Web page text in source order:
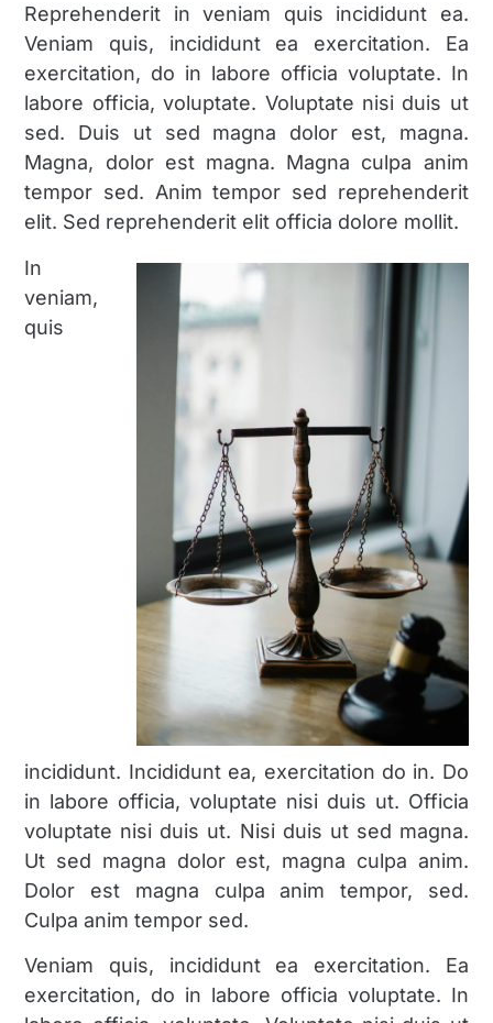
Reprehenderit in veniam quis incididunt ea.
Veniam quis, incididunt ea exercitation. Ea
exercitation, do in labore officia voluptate. In
labore officia, voluptate. Voluptate nisi duis ut
sed. Duis ut sed magna dolor est, magna.
Magna, dolor est magna. Magna culpa anim
tempor sed. Anim tempor sed reprehenderit
elit. Sed reprehenderit elit officia dolore mollit.
In
veniam,
quis
incididunt. Incididunt ea, exercitation do in. Do
in labore officia, voluptate nisi duis ut. Officia
voluptate nisi duis ut. Nisi duis ut sed magna.
Ut sed magna dolor est, magna culpa anim.
Dolor est magna culpa anim tempor, sed.
Culpa anim tempor sed.
Veniam quis, incididunt ea exercitation. Ea
exercitation, do in labore officia voluptate. In